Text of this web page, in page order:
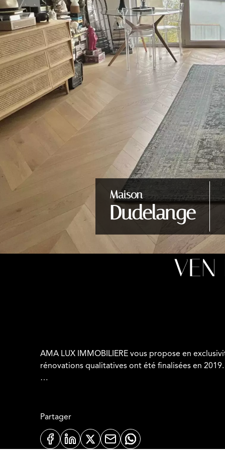
Maison
Dudelange
VEN
AMA LUX IMMOBILIERE vous propose en
rénovations qualitatives ont été finalisées en 2019.
Ce bien de +- 175 m² habitables pourra
La maison se décompose ainsi :
Rez-de-chaussée :
Partager